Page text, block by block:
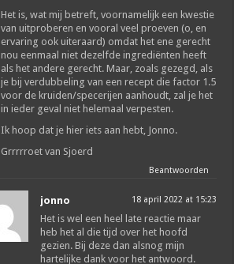
Het is, wat mij betreft, voornamelijk een kwestie
van uitproberen en vooral veel proeven (o, en
ervaring ook uiteraard) omdat het ene gerecht
nou eenmaal niet dezelfde ingrediënten heeft
als het andere gerecht. Maar, zoals gezegd, als
je bij verdubbeling van een recept die factor 1.5
voor de kruiden/specerijen aanhoudt, zal je het
in ieder geval niet helemaal verpesten.
Ik hoop dat je hier iets aan hebt, Jonno.
Grrrrroet van Sjoerd
Beantwoorden
jonno 18 april 2022 at 15:23
Het is wel een heel late reactie maar
heb het al die tijd over het hoofd
gezien. Bij deze dan alsnog mijn
hartelijke dank voor het antwoord.